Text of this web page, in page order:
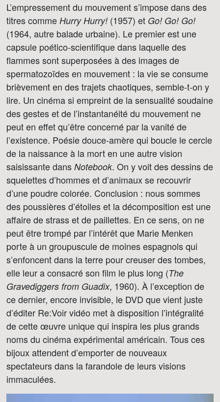
L’empressement du mouvement s’impose dans des
titres comme Hurry Hurry! (1957) et Go! Go! Go!
(1964, autre balade urbaine). Le premier est une
capsule poético-scientifique dans laquelle des
flammes sont superposées à des images de
spermatozoïdes en mouvement : la vie se consume
brièvement en des trajets chaotiques, semble-t-on y
lire. Un cinéma si empreint de la sensualité soudaine
des gestes et de l’instantanéité du mouvement ne
peut en effet qu’être concerné par la vanité de
l’existence. Poésie douce-amère qui boucle le cercle
de la naissance à la mort en une autre vision
saisissante dans Notebook. On y voit des dessins de
squelettes d’hommes et d’animaux se recouvrir
d’une poudre colorée. Conclusion : nous sommes
des poussières d’étoiles et la décomposition est une
affaire de strass et de paillettes. En ce sens, on ne
peut être trompé par l’intérêt que Marie Menken
porte à un groupuscule de moines espagnols qui
s’enfoncent dans la terre pour creuser des tombes,
elle leur a consacré son film le plus long (The
Gravediggers from Guadix, 1960). À l’exception de
ce dernier, encore invisible, le DVD que vient juste
d’éditer Re:Voir vidéo met à disposition l’intégralité
de cette œuvre unique qui inspira les plus grands
noms du cinéma expérimental américain. Tous ces
bijoux attendent d’emporter de nouveaux
spectateurs dans la farandole de leurs visions
immaculées.